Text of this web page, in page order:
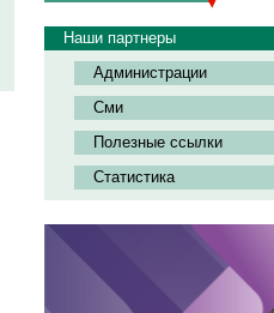
Наши партнеры
Администрации
Сми
Полезные ссылки
Статистика